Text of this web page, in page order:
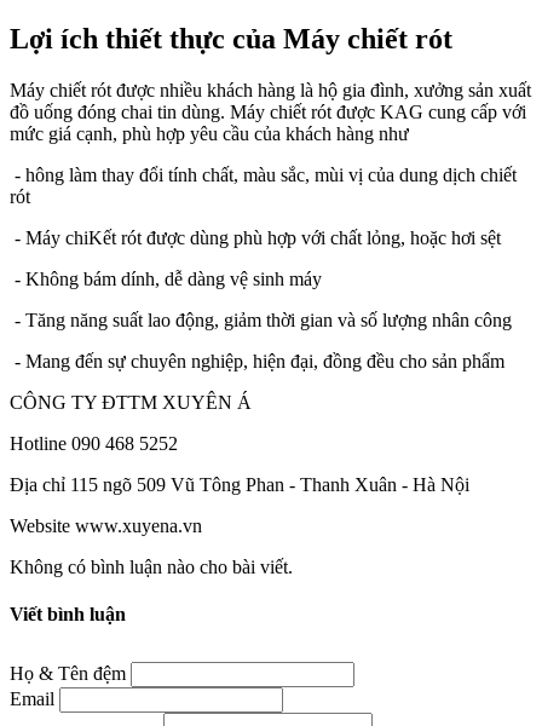
Lợi ích thiết thực của Máy chiết rót
Máy chiết rót được nhiều khách hàng là hộ gia đình, xưởng sản xuất
đồ uống đóng chai tin dùng. Máy chiết rót được KAG cung cấp với
mức giá cạnh, phù hợp yêu cầu của khách hàng như
- hông làm thay đổi tính chất, màu sắc, mùi vị của dung dịch chiết
rót
- Máy chiKết rót được dùng phù hợp với chất lỏng, hoặc hơi sệt
- Không bám dính, dễ dàng vệ sinh máy
- Tăng năng suất lao động, giảm thời gian và số lượng nhân công
- Mang đến sự chuyên nghiệp, hiện đại, đồng đều cho sản phẩm
CÔNG TY ĐTTM XUYÊN Á
Hotline 090 468 5252
Địa chỉ 115 ngõ 509 Vũ Tông Phan - Thanh Xuân - Hà Nội
Website www.xuyena.vn
Không có bình luận nào cho bài viết.
Viết bình luận
Họ & Tên đệm
Email